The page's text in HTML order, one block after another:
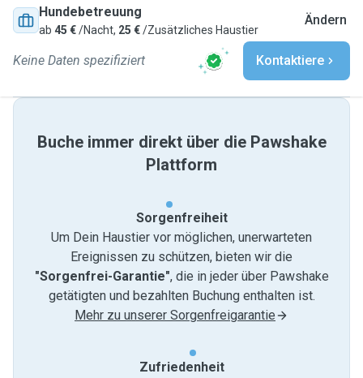
Hundebetreuung
ab 45 €/Nacht, 25 €/Zusätzliches Haustier
Ändern
Keine Daten spezifiziert Kontaktiere
Buche immer direkt über die Pawshake
Plattform
Sorgenfreiheit
Um Dein Haustier vor möglichen, unerwarteten
Ereignissen zu schützen, bieten wir die
"Sorgenfrei-Garantie", die in jeder über Pawshake
getätigten und bezahlten Buchung enthalten ist.
Mehr zu unserer Sorgenfreigarantie
Zufriedenheit